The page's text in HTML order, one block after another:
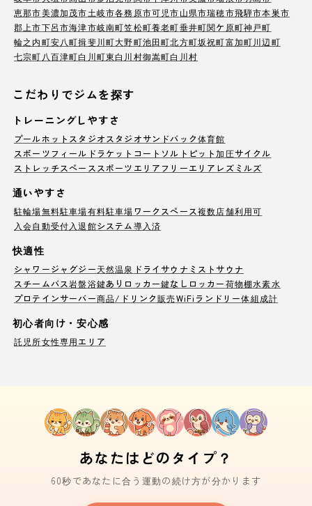
恵那市美濃加茂市土岐市各務原市可児市山県市瑞穂市飛騨市本巣市
郡上市下呂市海津市岐南町笠松町養老町垂井町関ケ原町神戸町
輪之内町安八町揖斐川町大野町池田町北方町坂祝町富加町川辺町
七宗町 八百津町白川町東白川村御嵩町白川村
こだわりでジムを探す
トレーニングしやすさ
プールホットスタジオ スタジオサンドバック体育館
スポーツフィールド ラケットコート ソルトピット加圧サイクル
ストレッチスペース スポーツエリア フリーエリア レズミルズ
通いやすさ
駐輪場無料駐車場有料駐車場ワークスペース複数店舗利用可
入会自動受付 入退館システム導入済
快適性
シャワージャグジー天然温泉 ドライサウナ ミストサウナ
スチームバス岩盤浴鍵ありロッカー鍵なしロッカー荷物棚水素水
プロテインサーバー商品/ドリンク販売WiFi ランドリー体組成計
初心者向け・安心感
託児所女性専用エリア
あなたはどのタイプ？
60秒であなたに合う運動の続け方が分かります